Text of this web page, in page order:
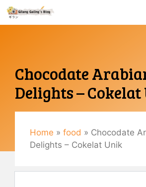
Langsung
Chocodate
Delights –
Gemaulani
Home » food » Chocodate
Delights – Cokelat Unik